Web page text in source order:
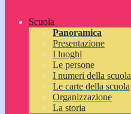
Scuola
Panoramica
Presentazione
I luoghi
Le persone
I numeri della scuola
Le carte della scuola
Organizzazione
La storia